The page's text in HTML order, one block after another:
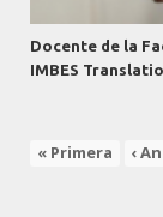
Docente de la
IMBES
Paginación
Primera
« Primera ‹